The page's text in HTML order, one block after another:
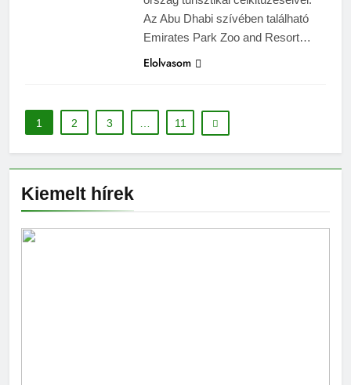
Kiemelt hírek
Az Abu Dhabi szívében található
Emirates Park Zoo and Resort…
Elolvasom
1 2 3 11